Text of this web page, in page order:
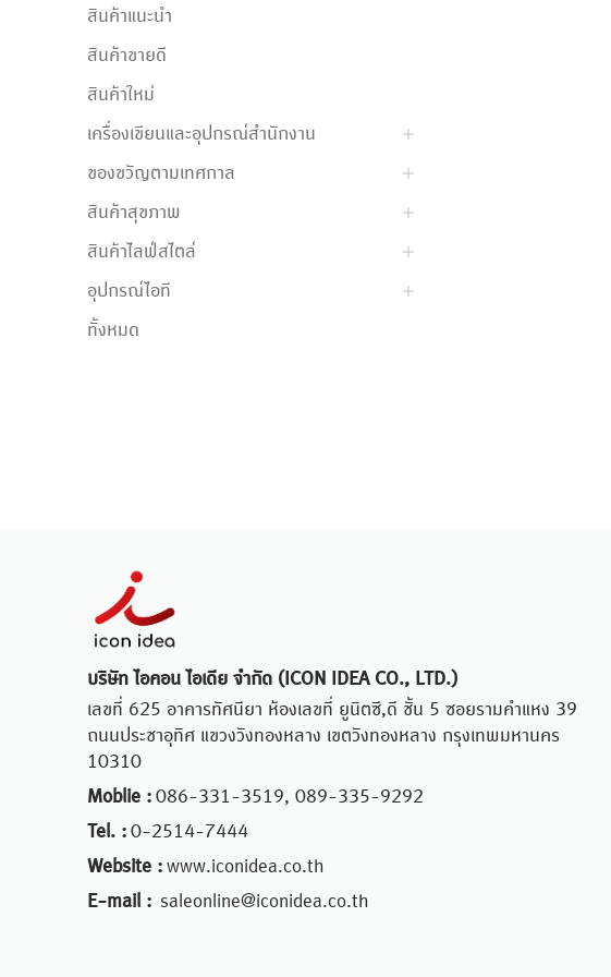
สินค้าแนะนำ
สินค้าขายดี
สินค้าใหม่
เครื่องเขียนและอุปกรณ์สำนักงาน
ของขวัญตามเทศกาล
สินค้าสุขภาพ
สินค้าไลฟ์สไตล์
อุปกรณ์ไอที
ทั้งหมด
บริษัท ไอคอน ไอเดีย จำกัด (ICON IDEA CO., LTD.)
เลขที่ 625 อาคารทัศนียา ห้องเลขที่ ยูนิตซี,ดี ชั้น 5 ซอยรามคำแหง 39
ถนนประชาอุทิศ แขวงวังทองหลาง เขตวังทองหลาง กรุงเทพมหานคร
10310
Moblie :086-331-3519, 089-335-9292
Tel. :0-2514-7444
Website :www.iconidea.co.th
E-mail : saleonline@iconidea.co.th